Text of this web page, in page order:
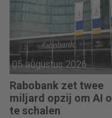
05 augustus 2026
Rabobank zet twee
miljard opzij om AI
te schalen